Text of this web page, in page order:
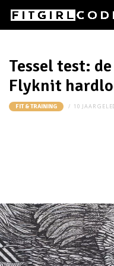
Tessel test:
Flyknit
FIT & TRAINING 10 JAAR